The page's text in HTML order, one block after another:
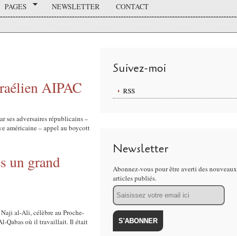
PAGES NEWSLETTER CONTACT
AIPAC
ses adversaires républicains –
américaine – appel au boycott
un grand
al-Ali, célèbre au Proche-
Qabas où il travaillait. Il était
Suivez-moi
RSS
Newsletter
Abonnez-vous pour être averti des nouveaux
articles publiés.
Email